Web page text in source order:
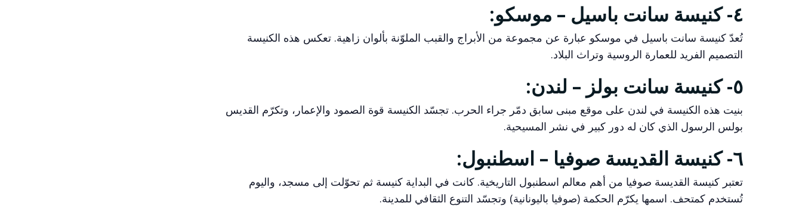
٤- كنيسة سانت باسيل – موسكو:
تُعدّ كنيسة سانت باسيل في موسكو عبارة عن مجموعة من الأبراج والقبب الملوّنة بألوان زاهية. تعكس هذه الكنيسة
التصميم الفريد للعمارة الروسية وتراث البلاد.
٥- كنيسة سانت بولز – لندن:
بنيت هذه الكنيسة في لندن على موقع مبنى سابق دمّر جراء الحرب. تجسّد الكنيسة قوة الصمود والإعمار، وتكرّم القديس
بولس الرسول الذي كان له دور كبير في نشر المسيحية.
٦- كنيسة القديسة صوفيا – اسطنبول:
تعتبر كنيسة القديسة صوفيا من أهم معالم اسطنبول التاريخية. كانت في البداية كنيسة ثم تحوّلت إلى مسجد، واليوم
تُستخدم كمتحف. اسمها يكرّم الحكمة (صوفيا باليونانية) وتجسّد التنوع الثقافي للمدينة.